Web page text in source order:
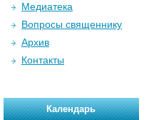
Медиатека
Вопросы священнику
Архив
Контакты
Календарь